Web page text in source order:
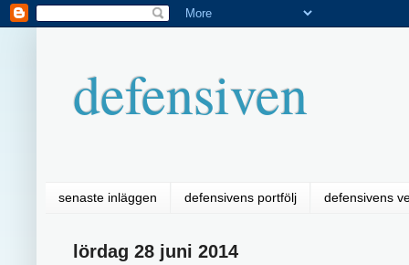
defensiven
senaste inläggen defensivens portfölj defensivens
lördag 28 juni 2014